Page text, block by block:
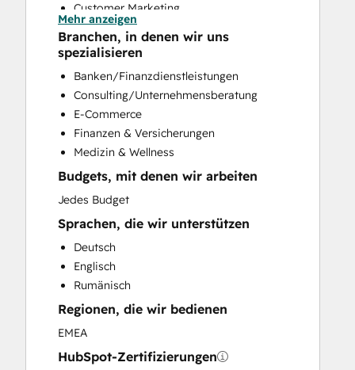
Customer Marketing
Customer Success Training
Customer Support Training
Email Marketing
Full Inbound Marketing Services
Help Desk Implementation
HubSpot Onboarding
Knowledge Base Development
Programmable Automation
Public Relations
Sales and Marketing Alignment
Sales Enablement
Search Engine Optimization
Website Design
Website Development
Website Migration
Mehr anzeigen
Branchen, in denen wir uns
spezialisieren
Banken/Finanzdienstleistungen
Consulting/Unternehmensberatung
E-Commerce
Finanzen & Versicherungen
Medizin & Wellness
Budgets, mit denen wir arbeiten
Jedes Budget
Sprachen, die wir unterstützen
Deutsch
Englisch
Rumänisch
Regionen, die wir bedienen
EMEA
HubSpot-Zertifizierungen